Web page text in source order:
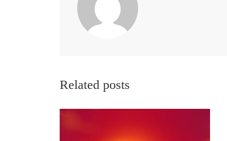
Related posts